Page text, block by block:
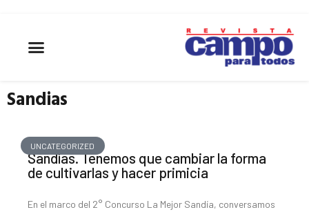
Sandias
UNCATEGORIZED
Sandías. Tenemos que cambiar la forma
de cultivarlas y hacer primicia
En el marco del 2° Concurso La Mejor Sandía, conversamos